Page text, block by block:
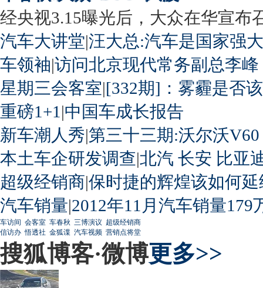
经央视3.15曝光后，大众在华宣布
汽车大讲堂|汪大总:汽车是国家强
车领袖|访问北京现代常务副总李峰
星期三会客室|[332期]：雾霾是否
重磅1+1 |中国车成长报告
新车潮人秀|第三十三期:沃尔沃
本土车企研发调查|北汽 长安 比亚
超级经销商|保时捷的辉煌该如何延
汽车销量|2012年11月汽车销量179
车访间 会客室 车春秋 三博演议 超级经销商
信访办 悟透社 金狐谍 汽车视频 营销点将堂
搜狐博客·微博更多>>